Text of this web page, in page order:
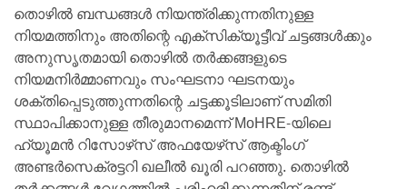
തൊഴിൽ ബന്ധങ്ങൾ നിയന്ത്രിക്കുന്നതിനുള്ള
നിയമത്തിനും അതിന്റെ എക്‌സിക്യൂട്ടീവ് ചട്ടങ്ങൾക്കും
അനുസൃതമായി തൊഴിൽ തർക്കങ്ങളുടെ
നിയമനിർമ്മാണവും സംഘടനാ ഘടനയും
ശക്തിപ്പെടുത്തുന്നതിന്റെ ചട്ടക്കൂടിലാണ് സമിതി
സ്ഥാപിക്കാനുള്ള തീരുമാനമെന്ന് MoHRE-യിലെ
ഹ്യൂമൻ റിസോഴ്‌സ് അഫയേഴ്‌സ് ആക്ടിംഗ്
അണ്ടർസെക്രട്ടറി ഖലീൽ ഖൂരി പറഞ്ഞു. തൊഴിൽ